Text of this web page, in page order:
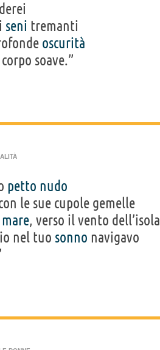
seni tremanti
oscurità
soave.”
petto nudo
le sue cupole gemelle
mare, verso il vento dell’isola
nel tuo sonno navigavo